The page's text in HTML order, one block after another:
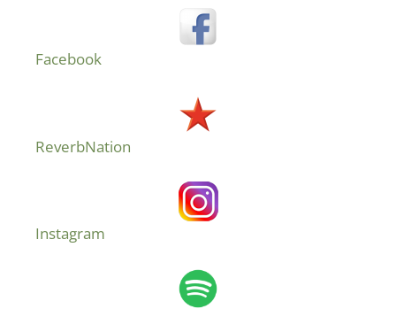
Facebook
ReverbNation
Instagram